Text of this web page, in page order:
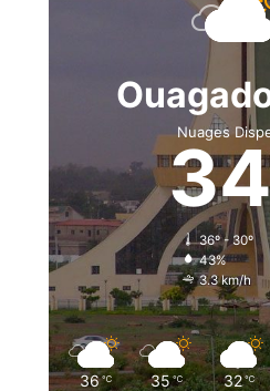
Nuages
36º - 30º
43%
3.3 km/h
36 ℃ 35 ℃ 32 ℃